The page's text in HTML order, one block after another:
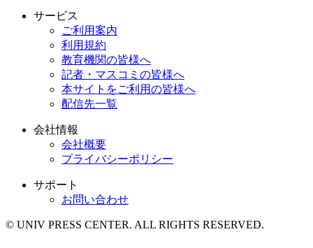
サービス
ご利用案内
利用規約
教育機関の皆様へ
記者・マスコミの皆様へ
本サイトをご利用の皆様へ
配信先一覧
会社情報
会社概要
プライバシーポリシー
サポート
お問い合わせ
© UNIV PRESS CENTER. ALL RIGHTS RESERVED.